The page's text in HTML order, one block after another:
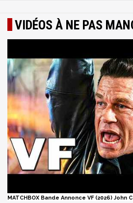
VIDÉOS À NE PAS
MATCHBOX Bande Annonce VF (2026) John